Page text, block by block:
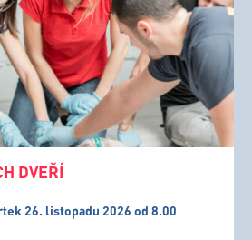
DVEŘÍ
26. listopadu 2026 od 8.00